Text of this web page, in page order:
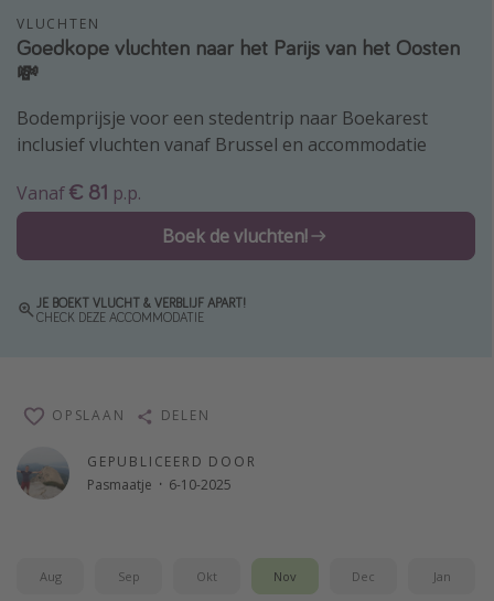
Weekendje weg
Autoverhuur
Vroegboeker
Groepsreizen
Vakantieparken
Single reizen
Zonvakanties
Rondreizen
Meer onderwerpen
Reiskalender
Beste keukens ter wereld
Strandvakantie in Italië
VLUCHTEN
Goedkope vluchten naar het Parijs van het Oosten
💸
Bodemprijsje voor een stedentrip naar Boekarest
inclusief vluchten vanaf Brussel en accommodatie
Vanaf€ 81 p.p.
Boek de vluchten!
JE BOEKT VLUCHT & VERBLIJF APART!
CHECK DEZE ACCOMMODATIE
GEPUBLICEERD DOOR
Pasmaatje · 6-10-2025
OPSLAAN DELEN
Aug Sep Okt Nov Dec Jan